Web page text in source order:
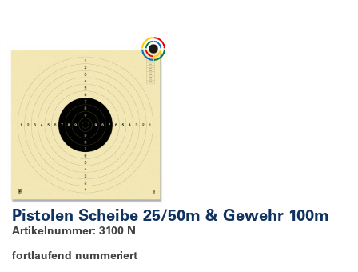
Pistolen Scheibe 25/50m & Gewehr 100m
Artikelnummer: 3100 N
fortlaufend nummeriert